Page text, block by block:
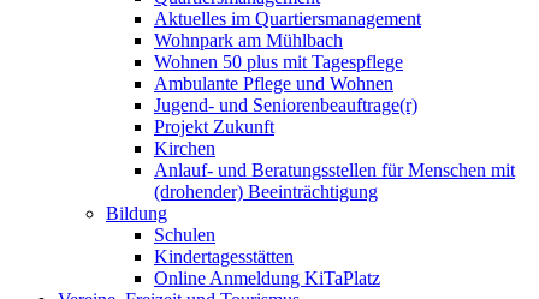
Aktuelles im Quartiersmanagement
Wohnpark am Mühlbach
Wohnen 50 plus mit Tagespflege
Ambulante Pflege und Wohnen
Jugend- und Seniorenbeauftrage(r)
Projekt Zukunft
Kirchen
Anlauf- und Beratungsstellen für Menschen mit
(drohender) Beeinträchtigung
Bildung
Schulen
Kindertagesstätten
Online Anmeldung KiTaPlatz